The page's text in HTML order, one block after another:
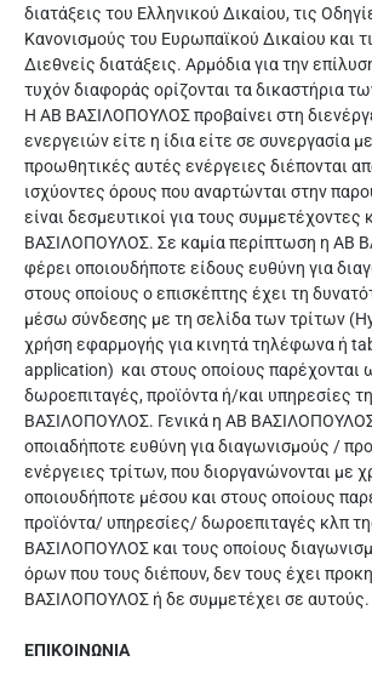
διατάξεις του Ελληνικού Δικαίου, τις
Κανονισμούς του Ευρωπαϊκού Δικαίου και
Διεθνείς διατάξεις. Αρμόδια για την
τυχόν διαφοράς ορίζονται τα δικαστήρια
Η ΑΒ ΒΑΣΙΛΟΠΟΥΛΟΣ προβαίνει στη
ενεργειών είτε η ίδια είτε σε συνεργασία
προωθητικές αυτές ενέργειες διέπονται
ισχύοντες όρους που αναρτώνται στην
είναι δεσμευτικοί για τους συμμετέχοντες
ΒΑΣΙΛΟΠΟΥΛΟΣ. Σε καμία περίπτωση η ΑΒ
φέρει οποιουδήποτε είδους ευθύνη για
στους οποίους ο επισκέπτης έχει τη
μέσω σύνδεσης με τη σελίδα των τρίτων
χρήση εφαρμογής για κινητά τηλέφωνα ή
application) και στους οποίους παρέχονται
δωροεπιταγές, προϊόντα ή/και υπηρεσίες
ΒΑΣΙΛΟΠΟΥΛΟΣ. Γενικά η ΑΒ
οποιαδήποτε ευθύνη για διαγωνισμούς /
ενέργειες τρίτων, που διοργανώνονται με
οποιουδήποτε μέσου και στους οποίους
προϊόντα/ υπηρεσίες/ δωροεπιταγές κλπ
ΒΑΣΙΛΟΠΟΥΛΟΣ και τους οποίους
όρων που τους διέπουν, δεν τους έχει
ΒΑΣΙΛΟΠΟΥΛΟΣ ή δε συμμετέχει σε αυτούς.
ΕΠΙΚΟΙΝΩΝΙΑ